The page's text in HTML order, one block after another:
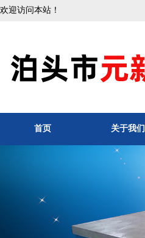
欢迎访问本站！
首页 关于我们